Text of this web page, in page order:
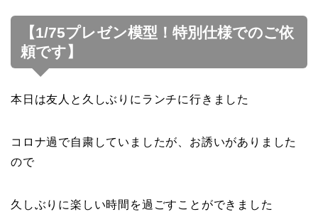
【1/75プレゼン模型！特別仕様でのご依
頼です】
本日は友人と久しぶりにランチに行きました
コロナ過で自粛していましたが、お誘いがありました
ので
久しぶりに楽しい時間を過ごすことができました